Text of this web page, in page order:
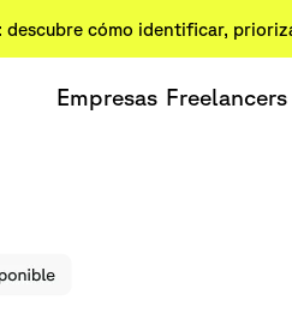
descubre cómo identificar,
Empresas Freelancers